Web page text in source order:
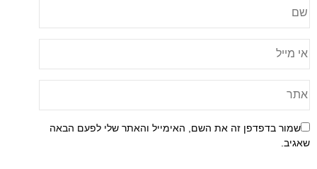
שמור בדפדפן זה את השם, האימייל והאתר שלי לפעם הבאה
שאגיב.